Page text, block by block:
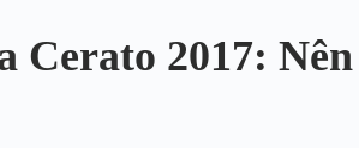
Cerato 2017: